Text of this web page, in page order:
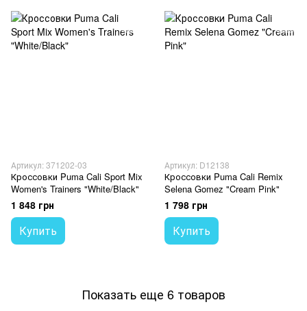
Артикул: 371202-03
Кроссовки Puma Cali Sport Mix
Women's Trainers "White/Black"
1 848 грн
Купить
Артикул: D12138
Кроссовки Puma Cali Remix
Selena Gomez "Cream Pink"
1 798 грн
Купить
Показать еще 6 товаров